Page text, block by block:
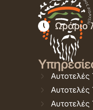
Ωράριο
Αυτοτελές
Αυτοτελές